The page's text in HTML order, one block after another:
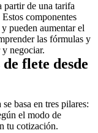
partir de una tarifa
componentes
pueden aumentar el
las fórmulas y
y negociar.
flete desde
basa en tres pilares:
el modo de
tu cotización.